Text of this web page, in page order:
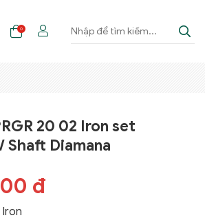
0
20 02 Iron set
Shaft Diamana
đ
Iron